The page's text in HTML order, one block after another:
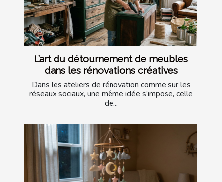
L’art du détournement de meubles
dans les rénovations créatives
Dans les ateliers de rénovation comme sur les
réseaux sociaux, une même idée s’impose, celle
de...